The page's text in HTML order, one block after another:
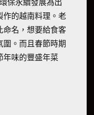
保永續發展為出
作的越南料理。老
命名，想要給食客
圍。而且春節時期
年味的豐盛年菜